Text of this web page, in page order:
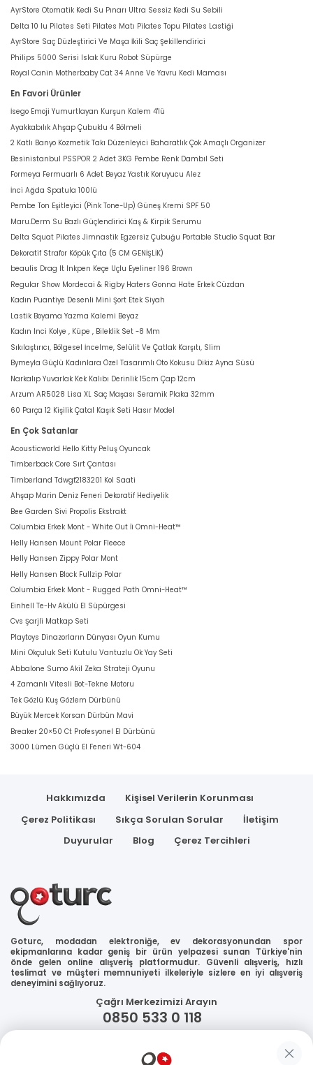
AyrStore Otomatik Kedi Su Pınarı Ultra Sessiz Kedi Su Sebili
Delta 10 lu Pilates Seti Pilates Matı Pilates Topu Pilates Lastiği
AyrStore Saç Düzleştirici Ve Maşa İkili Saç Şekillendirici
Philips 5000 Serisi Islak Kuru Robot Süpürge
Royal Canin Motherbaby Cat 34 Anne Ve Yavru Kedi Maması
En Favori Ürünler
İsego Emoji Yumurtlayan Kurşun Kalem 4'lü
Ayakkabılık Ahşap Çubuklu 4 Bölmeli
2 Katlı Banyo Kozmetik Takı Düzenleyici Baharatlık Çok Amaçlı Organizer
Besinistanbul PSSPOR 2 Adet 3KG Pembe Renk Dambıl Seti
Formeya Fermuarlı 6 Adet Beyaz Yastık Koruyucu Alez
İnci Ağda Spatula 100lü
Pembe Ton Eşitleyici (Pink Tone-Up) Güneş Kremi SPF 50
Maru.Derm Su Bazlı Güçlendirici Kaş & Kirpik Serumu
Delta Squat Pilates Jimnastik Egzersiz Çubuğu Portable Studio Squat Bar
Dekoratif Strafor Köpük Çıta (5 CM GENİŞLİK)
beaulis Drag It Inkpen Keçe Uçlu Eyeliner 196 Brown
Regular Show Mordecai & Rigby Haters Gonna Hate Erkek Cüzdan
Kadın Puantiye Desenli Mini Şort Etek Siyah
Lastik Boyama Yazma Kalemi Beyaz
Kadın Inci Kolye , Küpe , Bileklik Set -8 Mm
Sıkılaştırıcı, Bölgesel İncelme, Selülit Ve Çatlak Karşıtı, Slim
Bymeyla Güçlü Kadınlara Özel Tasarımlı Oto Kokusu Dikiz Ayna Süsü
Narkalıp Yuvarlak Kek Kalıbı Derinlik 15cm Çap 12cm
Arzum AR5028 Lisa XL Saç Maşası Seramik Plaka 32mm
60 Parça 12 Kişilik Çatal Kaşık Seti Hasır Model
En Çok Satanlar
Acousticworld Hello Kitty Peluş Oyuncak
Timberback Core Sırt Çantası
Timberland Tdwgf2183201 Kol Saati
Ahşap Marin Deniz Feneri Dekoratif Hediyelik
Bee Garden Sivi Propolis Ekstrakt
Columbia Erkek Mont - White Out İi Omni-Heat™
Helly Hansen Mount Polar Fleece
Helly Hansen Zippy Polar Mont
Helly Hansen Block Fullzip Polar
Columbia Erkek Mont - Rugged Path Omni-Heat™
Einhell Te-Hv Akülü El Süpürgesi
Cvs Şarjli Matkap Seti
Playtoys Dinazorların Dünyası Oyun Kumu
Mini Okçuluk Seti Kutulu Vantuzlu Ok Yay Seti
Abbalone Sumo Akil Zeka Strateji Oyunu
4 Zamanlı Vitesli Bot-Tekne Motoru
Tek Gözlü Kuş Gözlem Dürbünü
Büyük Mercek Korsan Dürbün Mavi
Breaker 20×50 Ct Profesyonel El Dürbünü
3000 Lümen Güçlü El Feneri Wt-604
Hakkımızda
Kişisel Verilerin Korunması
Çerez Politikası
Sıkça Sorulan Sorular
İletişim
Duyurular
Blog Çerez Tercihleri
Goturc, modadan elektroniğe, ev dekorasyonundan spor
ekipmanlarına kadar geniş bir ürün yelpazesi sunan Türkiye'nin
önde gelen online alışveriş platformudur. Güvenli alışveriş, hızlı
teslimat ve müşteri memnuniyeti ilkeleriyle sizlere en iyi alışveriş
deneyimini sağlıyoruz.
Çağrı Merkezimizi Arayın
0850 533 0 118